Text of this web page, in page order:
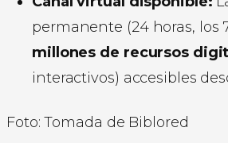
permanente (24 horas, los
millones de recursos
interactivos) accesibles
Foto: Tomada de Biblored